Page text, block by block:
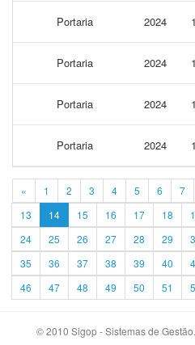
Portaria 2024
Portaria 2024
Portaria 2024
Portaria 2024
« 1 2 3 4 5 6 7
13
14 15 16 17 18
24
25 26 27 28 29
35
36 37 38 39 40
46
47 48 49 50 51
© 2010 Sigop - Sistemas de